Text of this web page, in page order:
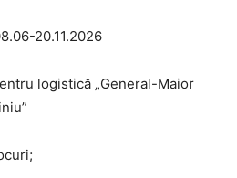
20.11.2026
logistică „General-Maior